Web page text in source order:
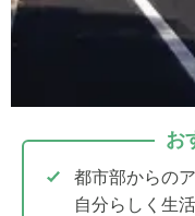
お
都市部からの
自分らしく生